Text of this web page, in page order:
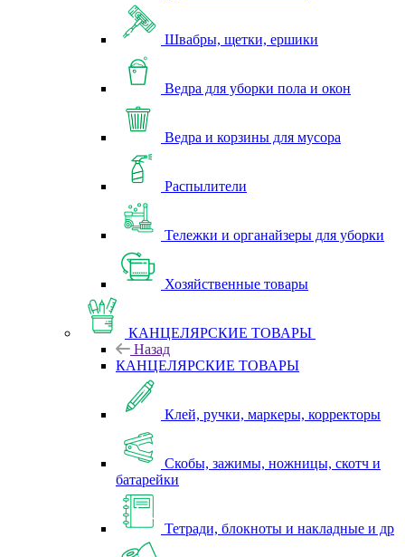
Швабры, щетки, ершики
Ведра для уборки пола и окон
Ведра и корзины для мусора
Распылители
Тележки и органайзеры для уборки
Хозяйственные товары
КАНЦЕЛЯРСКИЕ ТОВАРЫ
Назад
КАНЦЕЛЯРСКИЕ ТОВАРЫ
Клей, ручки, маркеры, корректоры
Скобы, зажимы, ножницы, скотч и
батарейки
Тетради, блокноты и накладные и др